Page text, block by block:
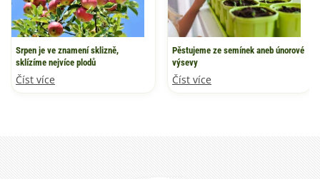
Srpen je ve znamení sklizně,
sklízíme nejvíce plodů
Číst více
Pěstujeme ze semínek aneb únorové
výsevy
Číst více